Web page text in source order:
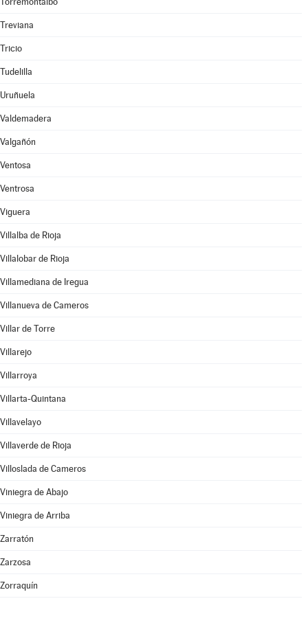
Treviana
Tricio
Tudelilla
Uruñuela
Valdemadera
Valgañón
Ventosa
Ventrosa
Viguera
Villalba de Rioja
Villalobar de Rioja
Villamediana de Iregua
Villanueva de Cameros
Villar de Torre
Villarejo
Villarroya
Villarta-Quintana
Villavelayo
Villaverde de Rioja
Villoslada de Cameros
Viniegra de Abajo
Viniegra de Arriba
Zarratón
Zarzosa
Zorraquín